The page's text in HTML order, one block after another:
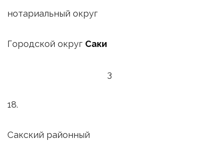
нотариальный округ
Городской округ Саки
3
18.
Сакский районный